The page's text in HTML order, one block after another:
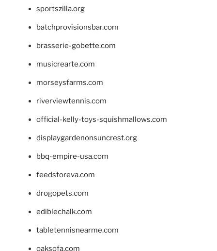
sportszilla.org
batchprovisionsbar.com
brasserie-gobette.com
musicrearte.com
morseysfarms.com
riverviewtennis.com
official-kelly-toys-squishmallows.com
displaygardenonsuncrest.org
bbq-empire-usa.com
feedstoreva.com
drogopets.com
ediblechalk.com
tabletennisnearme.com
oaksofa.com